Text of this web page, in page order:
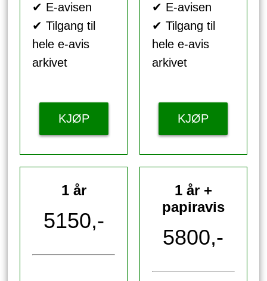
✔ E-avisen
✔ Tilgang til
hele e-avis
arkivet
KJØP
✔ E-avisen
✔ Tilgang til
hele e-avis
arkivet
KJØP
1 år
5150,-
1 år +
papiravis
5800,-